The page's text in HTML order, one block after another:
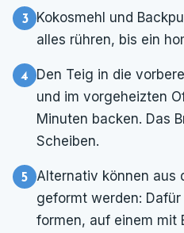
Kokosmehl und
alles rühren, bis ein
Den Teig in die
und im vorgeheizten
Minuten backen. Das
Scheiben.
Alternativ können aus
geformt werden:
formen, auf einem mit